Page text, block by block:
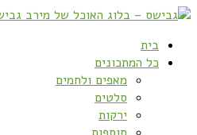
בית
כל המתכונים
מאפים ולחמים
סלטים
ירקות